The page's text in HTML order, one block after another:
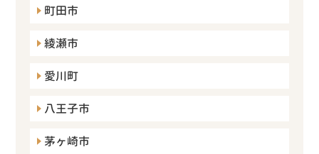
町田市
綾瀬市
愛川町
八王子市
茅ヶ崎市